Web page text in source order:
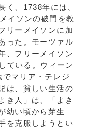
く、1738年には、
イソンの破門を教
リーメイソンに加
った。モーツァル
、フリーメイソン
ている。ウィーン
マリア・テレジ
は、貧しい生活の
き人」は、「よき
幼い頃から芽生
を克服しようとい